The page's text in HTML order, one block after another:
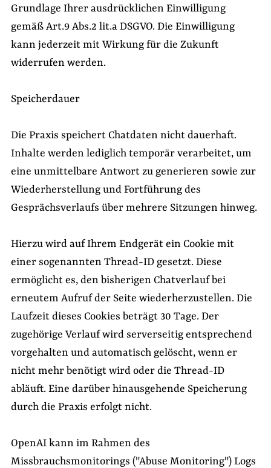
Grundlage Ihrer ausdrücklichen Einwilligung
gemäß Art.9 Abs.2 lit.a DSGVO. Die Einwilligung
kann jederzeit mit Wirkung für die Zukunft
widerrufen werden.
Speicherdauer
Die Praxis speichert Chatdaten nicht dauerhaft.
Inhalte werden lediglich temporär verarbeitet, um
eine unmittelbare Antwort zu generieren sowie zur
Wiederherstellung und Fortführung des
Gesprächsverlaufs über mehrere Sitzungen hinweg.
Hierzu wird auf Ihrem Endgerät ein Cookie mit
einer sogenannten Thread-ID gesetzt. Diese
ermöglicht es, den bisherigen Chatverlauf bei
erneutem Aufruf der Seite wiederherzustellen. Die
Laufzeit dieses Cookies beträgt 30 Tage. Der
zugehörige Verlauf wird serverseitig entsprechend
vorgehalten und automatisch gelöscht, wenn er
nicht mehr benötigt wird oder die Thread-ID
abläuft. Eine darüber hinausgehende Speicherung
durch die Praxis erfolgt nicht.
OpenAI kann im Rahmen des
Missbrauchsmonitorings ("Abuse Monitoring") Logs